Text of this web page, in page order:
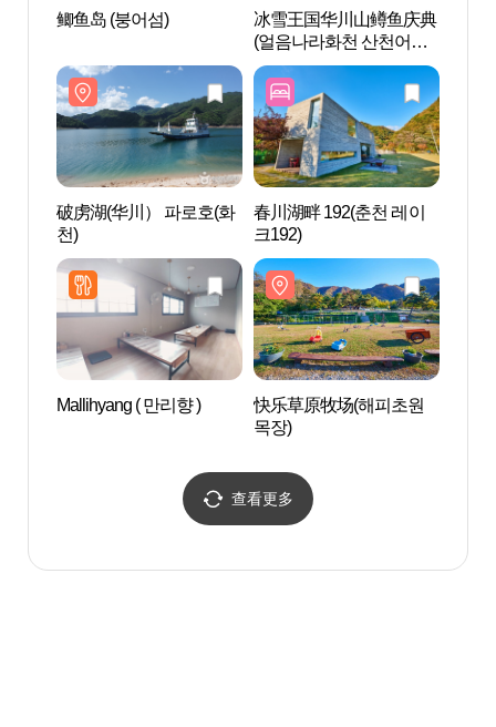
鲫鱼岛 (붕어섬)
冰雪王国华川山鳟鱼庆典
(얼음나라화천 산천어축
제)
破虏湖(华川） 파로호(화
천)
春川湖畔 192(춘천 레이
크192)
Mallihyang ( 만리향 )
快乐草原牧场(해피초원
목장)
查看更多